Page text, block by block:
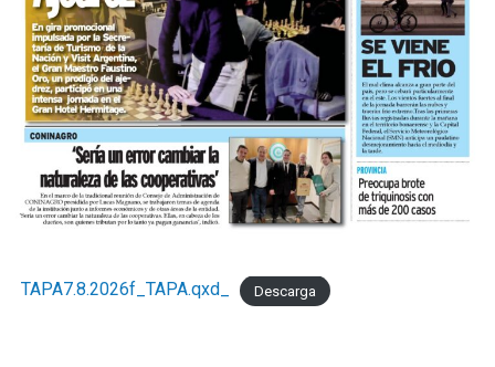
TAPA7.8.2026f_TAPA.qxd_ Descarga